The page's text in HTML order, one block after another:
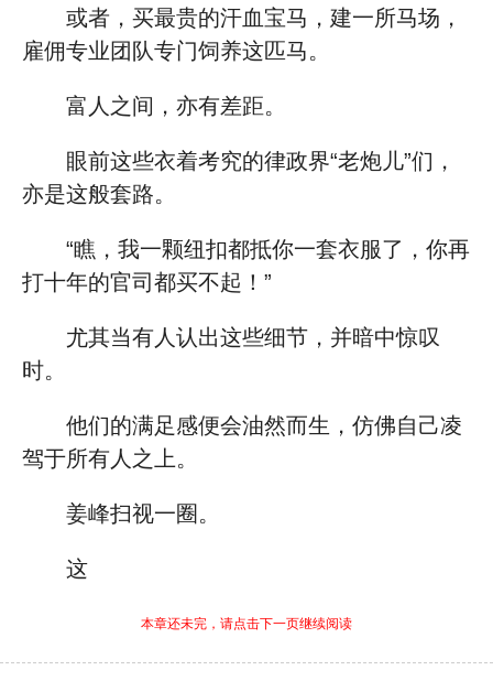
或者，买最贵的汗血宝马，建一所马场，
雇佣专业团队专门饲养这匹马。
富人之间，亦有差距。
眼前这些衣着考究的律政界“老炮儿”们，
亦是这般套路。
“瞧，我一颗纽扣都抵你一套衣服了，你再
打十年的官司都买不起！”
尤其当有人认出这些细节，并暗中惊叹
时。
他们的满足感便会油然而生，仿佛自己凌
驾于所有人之上。
姜峰扫视一圈。
这
本章还未完，请点击下一页继续阅读